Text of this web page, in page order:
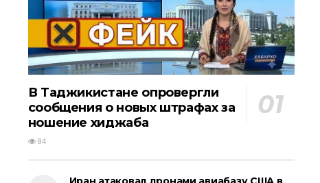
В Таджикистане опровергли
сообщения о новых штрафах за
ношение хиджаба
84